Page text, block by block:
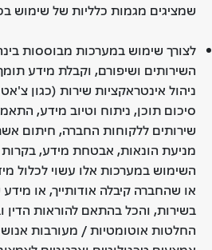
שמציגים מגמות כלליות של שימוש
לצורך שימוש במערכות מבוססות
השירותים ושיפורם, וקבלת מידע
ניהול אינטראקציות שירות (כגון
סיכום תוכן, ניתוח וטיוב מידע,
שירותים ללקוחות החברה, חיתום
מניעת הונאות, אבטחת מידע, בקרות
השימוש במערכות אלו עשוי לכלול
או שהחברה קיבלה אודותייך, או
בשירות, והכל בהתאם להוראות הדין
החלטות אוטומטיות / מעורבות